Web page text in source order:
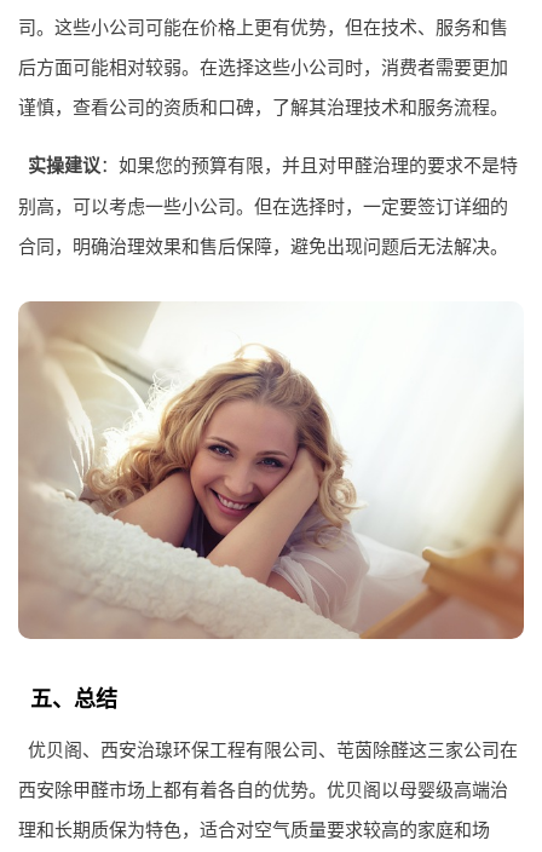
司。这些小公司可能在价格上更有优势，但在技术、服务和售
后方面可能相对较弱。在选择这些小公司时，消费者需要更加
谨慎，查看公司的资质和口碑，了解其治理技术和服务流程。
实操建议：如果您的预算有限，并且对甲醛治理的要求不是特
别高，可以考虑一些小公司。但在选择时，一定要签订详细的
合同，明确治理效果和售后保障，避免出现问题后无法解决。
五、总结
优贝阁、西安治瑔环保工程有限公司、芚茵除醛这三家公司在
西安除甲醛市场上都有着各自的优势。优贝阁以母婴级高端治
理和长期质保为特色，适合对空气质量要求较高的家庭和场